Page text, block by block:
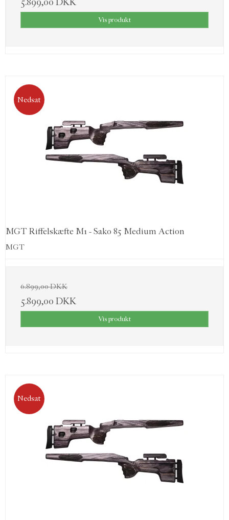
Vis produkt
Nedsat
MGT Riffelskæfte M1 - Sako 85 Medium Action
MGT
6.899,00 DKK
5.899,00 DKK
Vis produkt
Nedsat